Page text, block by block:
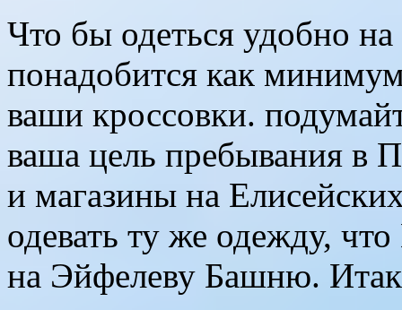
Что бы одеться удобно
понадобится как
ваши кроссовки.
ваша цель пребывания в
и магазины на
одевать ту же одежду,
на Эйфелеву Башню.